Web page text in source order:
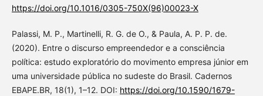
https://doi.org/10.1016/0305-750X(96)00023-X
Palassi, M. P., Martinelli, R. G. de O., & Paula, A. P. P. de.
(2020). Entre o discurso empreendedor e a consciência
política: estudo exploratório do movimento empresa júnior em
uma universidade pública no sudeste do Brasil. Cadernos
EBAPE.BR, 18(1), 1–12. DOI: https://doi.org/10.1590/1679-